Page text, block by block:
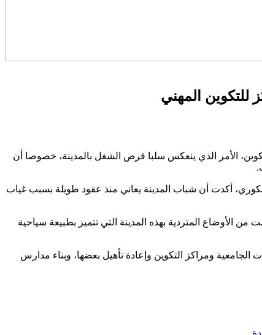
للتكوين المهني
الأمر الذي ينعكس سلبا فرص الشغل بالمدينة، خصوصا أن
أكدت أن شباب المدينة يعاني منذ عقود طويلة بسبب غياب
عانت من إقصاء من البرامج التنموية لعقود طويلة في عهد الحكومات السابقة، مضيفة أن تداعيات جائحة “كوفيد-19” فاقمت من الأوضاع المتردية بهذه المدينة التي تتميز بطبيعة سياحية
ومراكز التكوين وإعادة تأهيل بعضها، وبناء مدارس